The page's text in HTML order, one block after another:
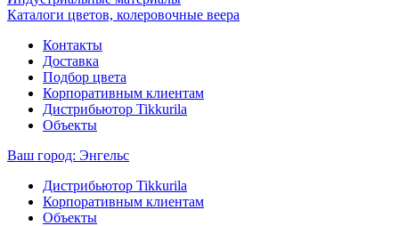
Каталоги цветов, колеровочные веера
Контакты
Доставка
Подбор цвета
Корпоративным клиентам
Дистрибьютор Tikkurila
Объекты
Ваш город: Энгельс
Дистрибьютор Tikkurila
Корпоративным клиентам
Объекты